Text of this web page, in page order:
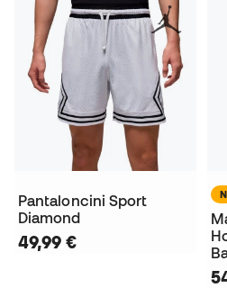
Pantaloncini Sport
Diamond
49,99 €